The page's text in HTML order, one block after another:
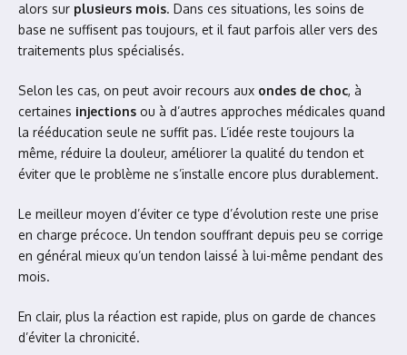
alors sur plusieurs mois. Dans ces situations, les soins de
base ne suffisent pas toujours, et il faut parfois aller vers des
traitements plus spécialisés.
Selon les cas, on peut avoir recours aux ondes de choc, à
certaines injections ou à d’autres approches médicales quand
la rééducation seule ne suffit pas. L’idée reste toujours la
même, réduire la douleur, améliorer la qualité du tendon et
éviter que le problème ne s’installe encore plus durablement.
Le meilleur moyen d’éviter ce type d’évolution reste une prise
en charge précoce. Un tendon souffrant depuis peu se corrige
en général mieux qu’un tendon laissé à lui-même pendant des
mois.
En clair, plus la réaction est rapide, plus on garde de chances
d’éviter la chronicité.